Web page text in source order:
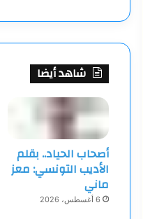
شاهد أيضا
أصحاب الحياد.. بقلم
الأديب التونسي: معز
ماني
6 أغسطس، 2026